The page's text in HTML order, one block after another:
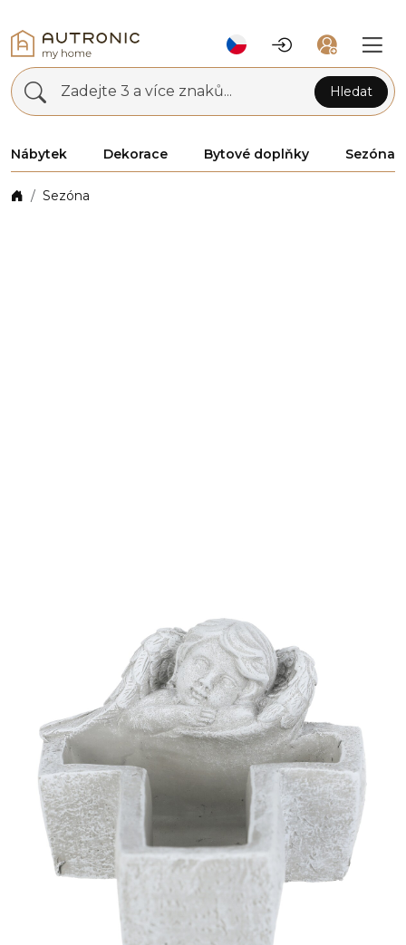
Zadejte 3 a více znaků... Hledat
Nábytek Dekorace Bytové doplňky Sezóna
Sezóna